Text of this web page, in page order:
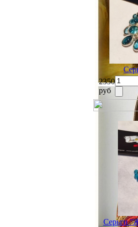
2350
руб
Серьги